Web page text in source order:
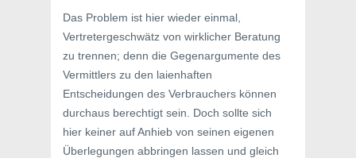
Das Problem ist hier wieder einmal,
Vertretergeschwätz von wirklicher Beratung
zu trennen; denn die Gegenargumente des
Vermittlers zu den laienhaften
Entscheidungen des Verbrauchers können
durchaus berechtigt sein. Doch sollte sich
hier keiner auf Anhieb von seinen eigenen
Überlegungen abbringen lassen und gleich